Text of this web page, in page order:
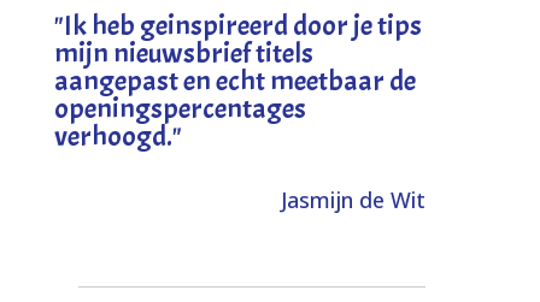
"Ik heb geinspireerd door je tips
mijn nieuwsbrief titels
aangepast en echt meetbaar de
openingspercentages
verhoogd."
Jasmijn de Wit